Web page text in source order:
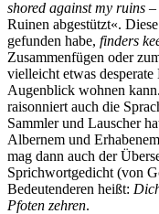
shored against my ruins –
Ruinen abgestützt«.
gefunden habe, finders
Zusammenfügen oder
vielleicht etwas
Augenblick wohnen
raisonniert auch die
Sammler und Lauscher
Albernem und
mag dann auch der
Sprichwortgedicht (von
Bedeutenderen heißt:
Pfoten zehren.